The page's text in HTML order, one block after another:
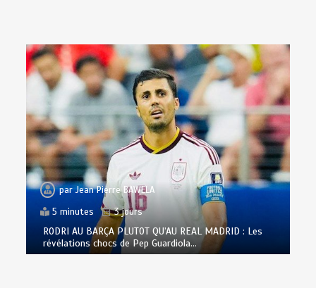
parJean Pierre BAWELA
5 minutes
3 jours
RODRI AU BARÇA PLUTOT QU’AU REAL MADRID : Les
révélations chocs de Pep Guardiola…